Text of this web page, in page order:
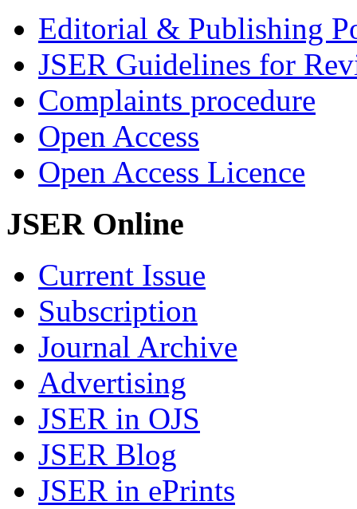
Editorial & Publishing
JSER Guidelines for
Complaints procedure
Open Access
Open Access Licence
JSER Online
Current Issue
Subscription
Journal Archive
Advertising
JSER in OJS
JSER Blog
JSER in ePrints